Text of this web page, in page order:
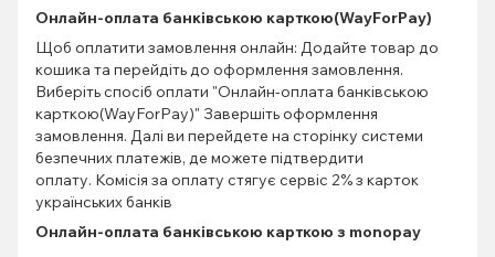
Онлайн-оплата банківською карткою(WayForPay)
Щоб оплатити замовлення онлайн: Додайте товар до
кошика та перейдіть до оформлення замовлення.
Виберіть спосіб оплати "Онлайн-оплата банківською
карткою(WayForPay)" Завершіть оформлення
замовлення. Далі ви перейдете на сторінку системи
безпечних платежів, де можете підтвердити
оплату. Комісія за оплату стягує сервіс 2% з карток
українських банків
Онлайн-оплата банківською карткою з monopay